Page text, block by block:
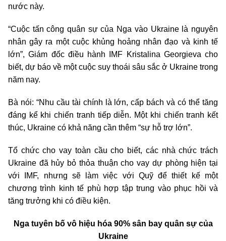
nước này.
“Cuộc tấn công quân sự của Nga vào Ukraine là nguyên
nhân gây ra một cuộc khủng hoảng nhân đạo và kinh tế
lớn”, Giám đốc điều hành IMF Kristalina Georgieva cho
biết, dự báo về một cuộc suy thoái sâu sắc ở Ukraine trong
năm nay.
Bà nói: “Nhu cầu tài chính là lớn, cấp bách và có thể tăng
đáng kể khi chiến tranh tiếp diễn. Một khi chiến tranh kết
thúc, Ukraine có khả năng cần thêm “sự hỗ trợ lớn”.
Tổ chức cho vay toàn cầu cho biết, các nhà chức trách
Ukraine đã hủy bỏ thỏa thuận cho vay dự phòng hiện tại
với IMF, nhưng sẽ làm việc với Quỹ để thiết kế một
chương trình kinh tế phù hợp tập trung vào phục hồi và
tăng trưởng khi có điều kiện.
Nga tuyên bố vô hiệu hóa 90% sân bay quân sự của
Ukraine